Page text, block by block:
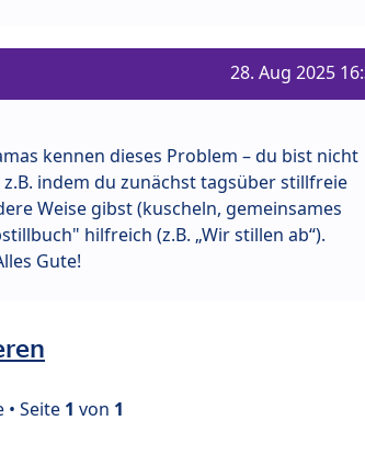
28. Aug 2025
kennen dieses Problem – du bist nicht
indem du zunächst tagsüber stillfreie
Weise gibst (kuscheln, gemeinsames
hilfreich (z.B. „Wir stillen ab“).
Gute!
• Seite 1 von 1